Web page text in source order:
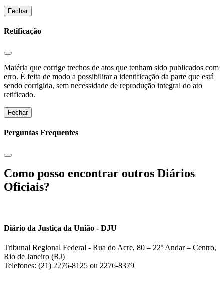
Fechar
Retificação
Matéria que corrige trechos de atos que tenham sido publicados com
erro. É feita de modo a possibilitar a identificação da parte que está
sendo corrigida, sem necessidade de reprodução integral do ato
retificado.
Fechar
Perguntas Frequentes
Como posso encontrar outros Diários
Oficiais?
Diário da Justiça da União - DJU
Tribunal Regional Federal - Rua do Acre, 80 – 22º Andar – Centro,
Rio de Janeiro (RJ)
Telefones: (21) 2276-8125 ou 2276-8379